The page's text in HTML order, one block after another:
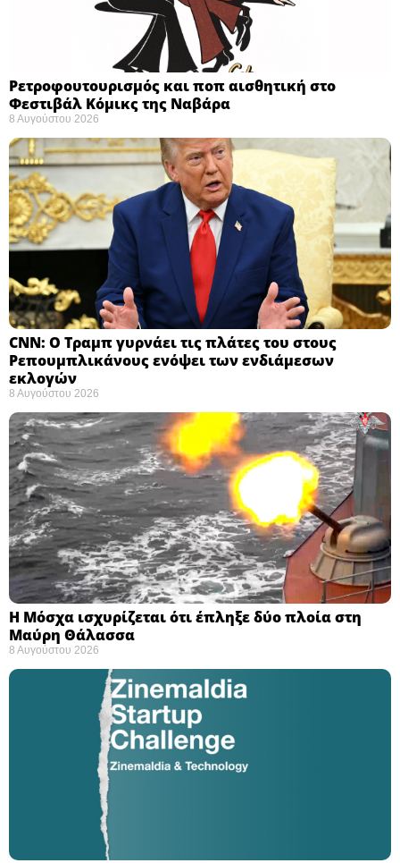
Ρετροφουτουρισμός και ποπ αισθητική στο
Φεστιβάλ Κόμικς της Ναβάρα ​
8 Αυγούστου 2026
CNN: Ο Τραμπ γυρνάει τις πλάτες του στους
Ρεπουμπλικάνους ενόψει των ενδιάμεσων
εκλογών ​
8 Αυγούστου 2026
Η Μόσχα ισχυρίζεται ότι έπληξε δύο πλοία στη
Μαύρη Θάλασσα ​
8 Αυγούστου 2026